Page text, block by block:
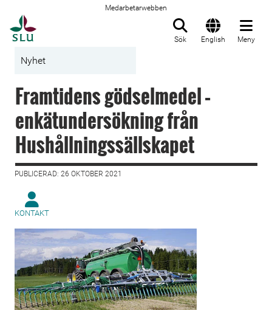
Medarbetarwebben
Sök English Meny
Nyhet
Framtidens gödselmedel –
enkätundersökning från
Hushållningssällskapet
PUBLICERAD: 26 OKTOBER 2021
KONTAKT